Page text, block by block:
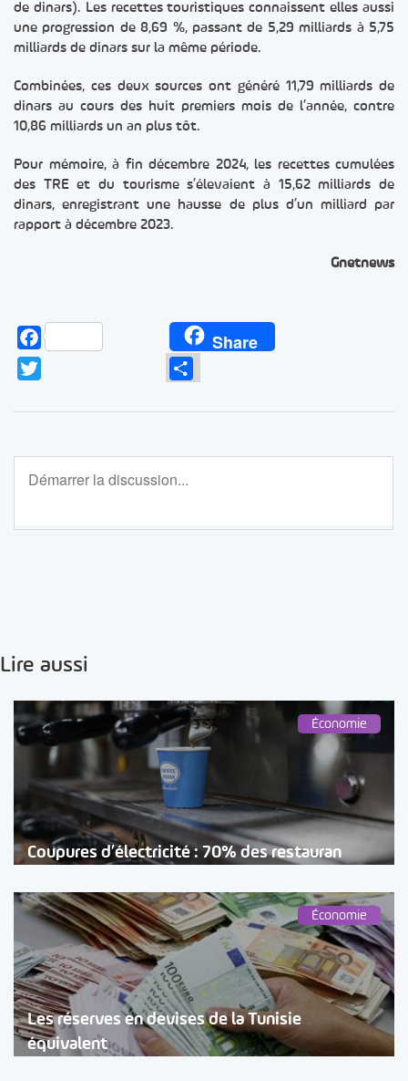
de dinars). Les recettes touristiques connaissent elles aussi
une progression de 8,69 %, passant de 5,29 milliards à 5,75
milliards de dinars sur la même période.
Combinées, ces deux sources ont généré 11,79 milliards de
dinars au cours des huit premiers mois de l’année, contre
10,86 milliards un an plus tôt.
Pour mémoire, à fin décembre 2024, les recettes cumulées
des TRE et du tourisme s’élevaient à 15,62 milliards de
dinars, enregistrant une hausse de plus d’un milliard par
rapport à décembre 2023.
Gnetnews
Facebook Share
Partager
Lire aussi
Économie
Coupures d’électricité : 70% des restauran
Économie
Les réserves en devises de la Tunisie
équivalent